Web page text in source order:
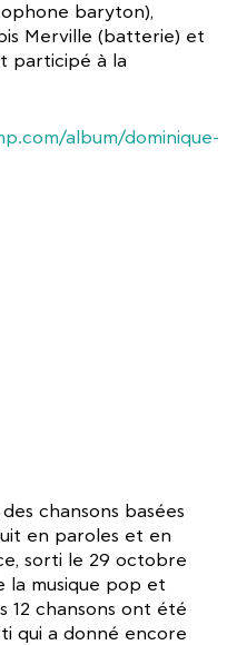
baryton),
Merville (batterie) et
participé à la
album/dominique-
chansons basées
en paroles et en
sorti le 29 octobre
la musique pop et
12 chansons ont été
qui a donné encore